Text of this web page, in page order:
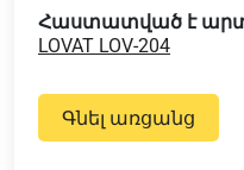
Հաստատված է
LOVAT LOV-204
Գնել առցանց